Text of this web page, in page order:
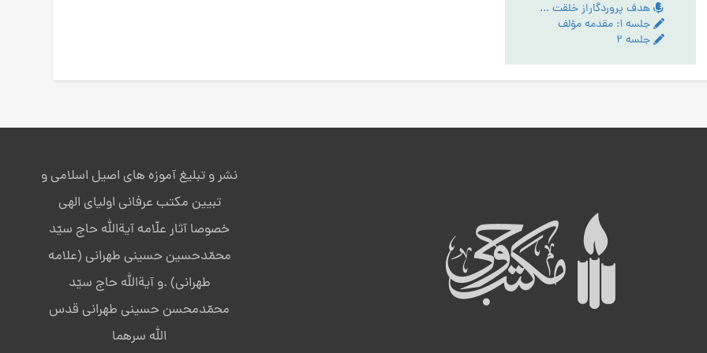
هدف پروردگاراز خلقت انسان - تبیین مقام عبودیت- آیین رستگاری ج:1
جلسه ۱: مقدمه مؤلف
جلسه ۲
نشر و تبلیغ آموزه های اصیل اسلامی و
تبیین مکتب عرفانی اولیای الهی
خصوصا آثار علّامه آیةالله حاج سیّد
محمّدحسین حسینی طهرانی (علامه
طهرانی) .و آیةالله حاج سیّد
محمّدمحسن حسینی طهرانی قدس
الله سرهما